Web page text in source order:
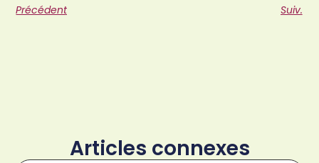
Précédent Suiv.
Articles connexes